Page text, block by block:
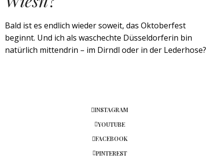
Bald ist es endlich wieder soweit, das Oktoberfest
beginnt. Und ich als waschechte Düsseldorferin bin
natürlich mittendrin – im Dirndl oder in der Lederhose?
INSTAGRAM
YOUTUBE
FACEBOOK
PINTEREST